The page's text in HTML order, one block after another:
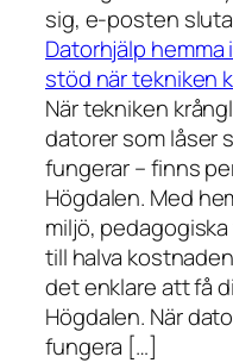
sig, e-posten
Datorhjälp
stöd när tekniken
När tekniken
datorer som låser
fungerar – finns
Högdalen. Med
miljö,
till halva
det enklare att få
Högdalen. När
fungera […]